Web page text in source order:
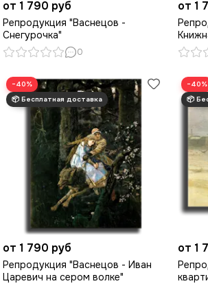
от 1 790 руб
Репродукция "Васнецов -
Снегурочка"
0
от 1
−40%
от 1 790 руб
Репродукция "Васнецов - Иван
Царевич на сером волке"
−40%
от 1